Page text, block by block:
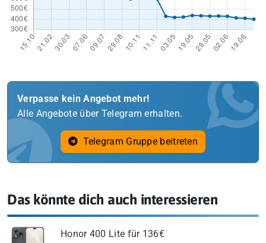
Verpasse kein Angebot mehr!
Alle Angebote über Telegram erhalten.
Telegram Gruppe beitreten
Das könnte dich auch interessieren
Honor 400 Lite für 136€